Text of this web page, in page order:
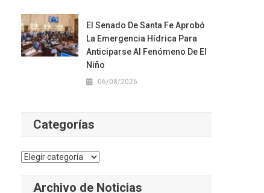
El Senado De Santa Fe Aprobó
La Emergencia Hídrica Para
Anticiparse Al Fenómeno De El
Niño
06/08/2026
Categorías
Categorías
Archivo de Noticias